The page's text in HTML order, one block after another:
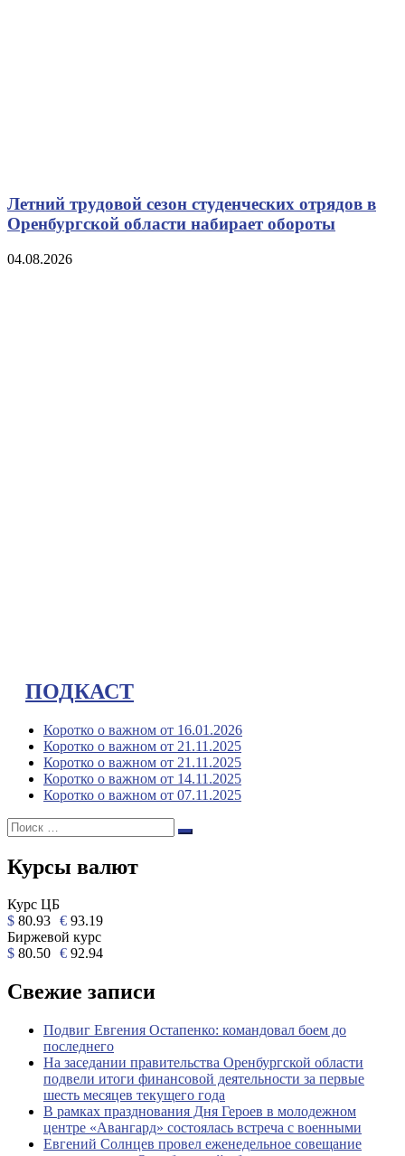
Летний трудовой сезон студенческих отрядов в
Оренбургской области набирает обороты
04.08.2026
ПОДКАСТ
Коротко о важном от 16.01.2026
Коротко о важном от 21.11.2025
Коротко о важном от 21.11.2025
Коротко о важном от 14.11.2025
Коротко о важном от 07.11.2025
Поиск:
Поиск
Курсы валют
Курс ЦБ
$ 80.93 € 93.19
Биржевой курс
$ 80.50 € 92.94
Свежие записи
Подвиг Евгения Остапенко: командовал боем до
последнего
На заседании правительства Оренбургской области
подвели итоги финансовой деятельности за первые
шесть месяцев текущего года
В рамках празднования Дня Героев в молодежном
центре «Авангард» состоялась встреча с военными
Евгений Солнцев провел еженедельное совещание